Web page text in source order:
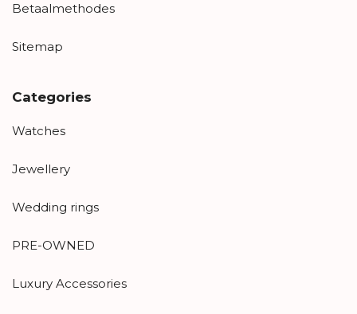
Betaalmethodes
Sitemap
Categories
Watches
Jewellery
Wedding rings
PRE-OWNED
Luxury Accessories